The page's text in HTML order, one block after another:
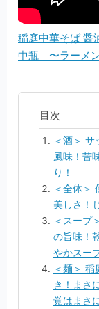
稲庭中華そば 醤
中瓶 〜ラーメ
＜酒＞
風味！苦
り！
＜全体＞
美しさ！
＜スープ
の旨味！
やかスー
＜麺＞ 稲
き！まさ
覚はまさ